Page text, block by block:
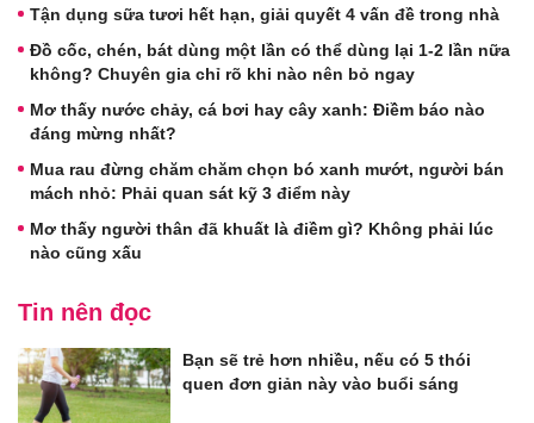
Tận dụng sữa tươi hết hạn, giải quyết 4 vấn đề trong nhà
Đồ cốc, chén, bát dùng một lần có thể dùng lại 1-2 lần nữa
không? Chuyên gia chỉ rõ khi nào nên bỏ ngay
Mơ thấy nước chảy, cá bơi hay cây xanh: Điềm báo nào
đáng mừng nhất?
Mua rau đừng chăm chăm chọn bó xanh mướt, người bán
mách nhỏ: Phải quan sát kỹ 3 điểm này
Mơ thấy người thân đã khuất là điềm gì? Không phải lúc
nào cũng xấu
Tin nên đọc
Bạn sẽ trẻ hơn nhiều, nếu có 5 thói
quen đơn giản này vào buổi sáng